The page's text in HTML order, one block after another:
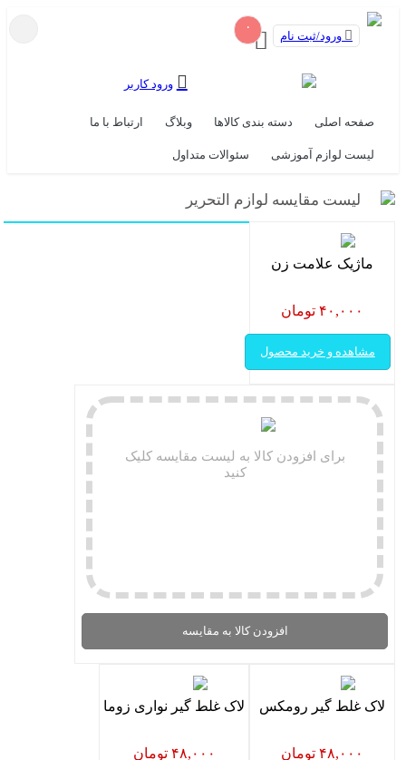
۰
ورود/ثبت نام
ورود کاربر
صفحه اصلی دسته بندی کالاها وبلاگ ارتباط با ما
لیست لوازم آموزشی سئوالات متداول
لیست مقایسه لوازم التحریر
ماژیک علامت زن
۴۰,۰۰۰ تومان
مشاهده و خرید محصول
برای افزودن کالا به لیست مقایسه کلیک
کنید
افزودن کالا به مقایسه
لاک غلط گیر رومکس
۴۸,۰۰۰ تومان
لاک غلط گیر نواری زوما
۴۸,۰۰۰ تومان